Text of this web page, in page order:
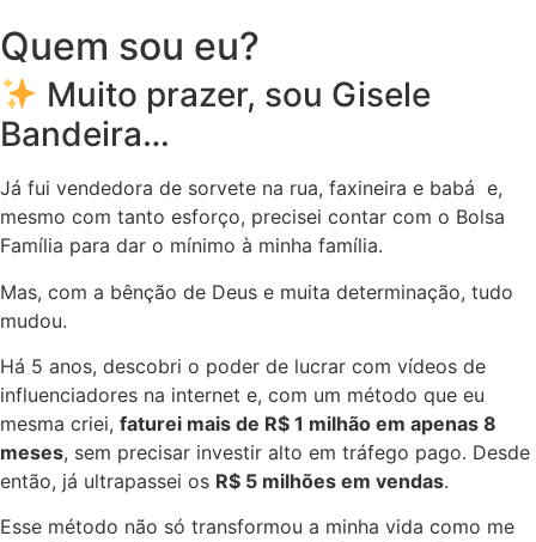
Quem sou eu?
Muito prazer, sou Gisele
Bandeira…
Já fui vendedora de sorvete na rua, faxineira e babá e,
mesmo com tanto esforço, precisei contar com o Bolsa
Família para dar o mínimo à minha família.
Mas, com a bênção de Deus e muita determinação, tudo
mudou.
Há 5 anos, descobri o poder de lucrar com vídeos de
influenciadores na internet e, com um método que eu
mesma criei, faturei mais de R$ 1 milhão em apenas 8
meses, sem precisar investir alto em tráfego pago. Desde
então, já ultrapassei os R$ 5 milhões em vendas.
Esse método não só transformou a minha vida como me